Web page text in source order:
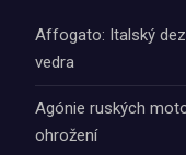
Affogato: Italský
vedra
Agónie ruských
ohrožení